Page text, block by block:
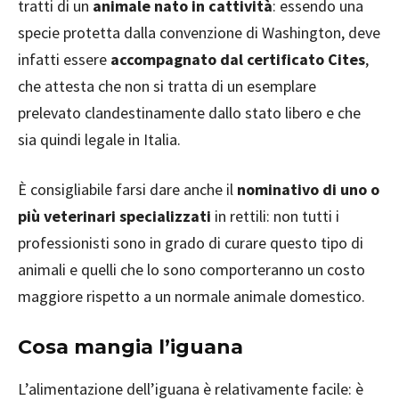
tratti di un animale nato in cattività: essendo una
specie protetta dalla convenzione di Washington, deve
infatti essere accompagnato dal certificato Cites,
che attesta che non si tratta di un esemplare
prelevato clandestinamente dallo stato libero e che
sia quindi legale in Italia.
È consigliabile farsi dare anche il nominativo di uno o
più veterinari specializzati in rettili: non tutti i
professionisti sono in grado di curare questo tipo di
animali e quelli che lo sono comporteranno un costo
maggiore rispetto a un normale animale domestico.
Cosa mangia l’iguana
L’alimentazione dell’iguana è relativamente facile: è